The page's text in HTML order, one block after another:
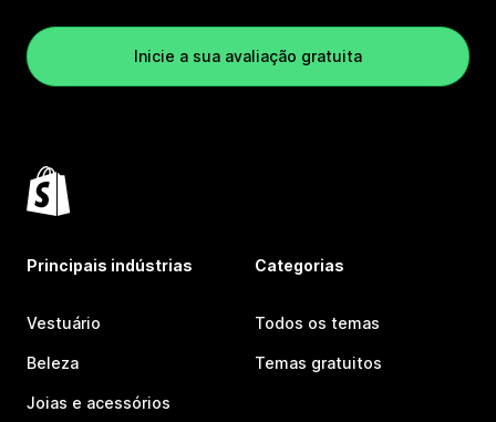
Inicie a sua avaliação gratuita
Principais indústrias
Vestuário
Beleza
Joias e acessórios
Categorias
Todos os temas
Temas gratuitos